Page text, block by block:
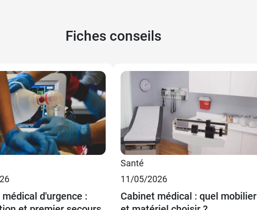
Fiches conseils
d'urgence :
Santé
11/05/2026
Cabinet médical : quel mobilier